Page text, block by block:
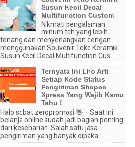
Susun Kecil Decal
Multifunction Custom
Nikmati pengalaman
minum teh yang lebih
tenang dan menyenangkan dengan
menggunakan Souvenir Teko Keramik
Susun Kecil Decal Multifunction Cus...
Ternyata Ini Lho Arti
Setiap Kode Status
Pengiriman Shopee
Xpress Yang Wajib Kamu
Tahu !
Halo sobat zeropromosi 👋 – Saat ini
belanja online sudah jadi bagian penting
dari keseharian. Salah satu jasa
pengiriman yang banyak dipaka...